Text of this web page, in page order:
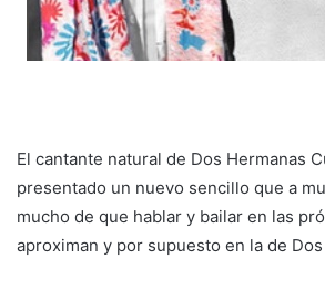
El cantante natural de Dos Hermanas
presentado un nuevo sencillo que a
mucho de que hablar y bailar en las
aproximan y por supuesto en la de